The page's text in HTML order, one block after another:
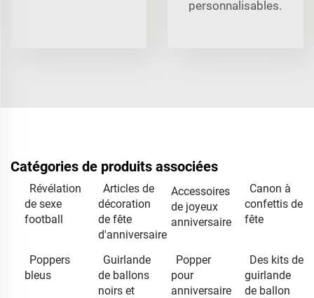
personnalisables.
Catégories de produits associées
Révélation
de sexe
football
Articles de
décoration
de fête
d'anniversaire
Accessoires
de joyeux
anniversaire
Canon à
confettis de
fête
Poppers
bleus
Guirlande
de ballons
noirs et
Popper
pour
anniversaire
Des kits de
guirlande
de ballon